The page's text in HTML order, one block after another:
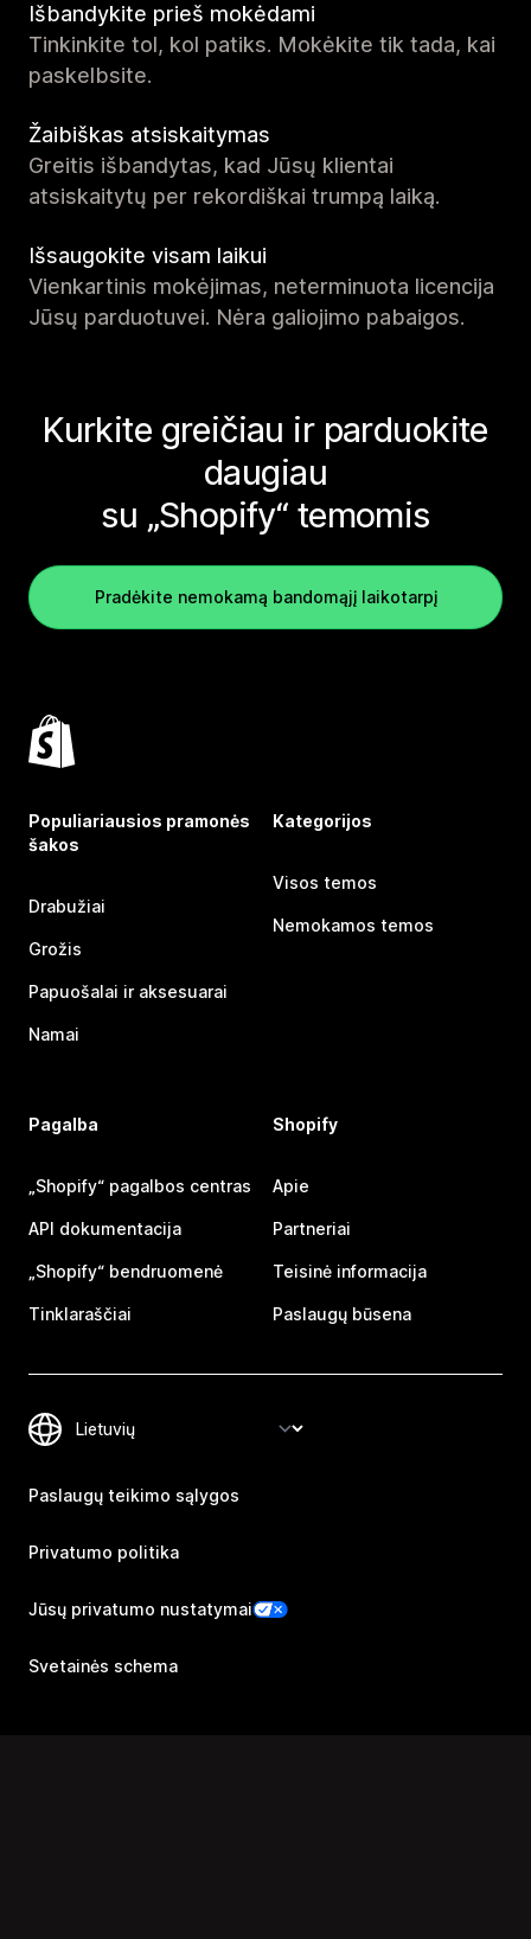
Išbandykite prieš mokėdami
Tinkinkite tol, kol patiks. Mokėkite tik tada, kai
paskelbsite.
Žaibiškas atsiskaitymas
Greitis išbandytas, kad Jūsų klientai
atsiskaitytų per rekordiškai trumpą laiką.
Išsaugokite visam laikui
Vienkartinis mokėjimas, neterminuota licencija
Jūsų parduotuvei. Nėra galiojimo pabaigos.
Kurkite greičiau ir parduokite
daugiau
su „Shopify“ temomis
Pradėkite nemokamą bandomąjį laikotarpį
Populiariausios pramonės
šakos
Drabužiai
Grožis
Papuošalai ir aksesuarai
Namai
Kategorijos
Visos temos
Nemokamos temos
Pagalba
„Shopify“ pagalbos centras
API dokumentacija
„Shopify“ bendruomenė
Tinklaraščiai
Shopify
Apie
Partneriai
Teisinė informacija
Paslaugų būsena
Paslaugų teikimo sąlygos
Privatumo politika
Jūsų privatumo nustatymai
Svetainės schema